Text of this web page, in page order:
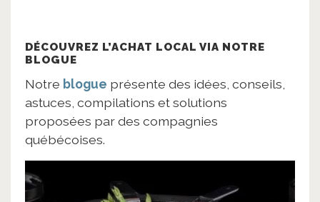
DÉCOUVREZ L’ACHAT LOCAL VIA NOTRE
BLOGUE
Notre blogue présente des idées, conseils,
astuces, compilations et solutions
proposées par des compagnies
québécoises.